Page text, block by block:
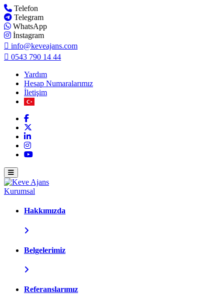
Telefon
Telegram
WhatsApp
İnstagram
info@keveajans.com
0543 790 14 44
Yardım
Hesap Numaralarımız
İletişim
Kurumsal
Hakkımızda
Belgelerimiz
Referanslarımız